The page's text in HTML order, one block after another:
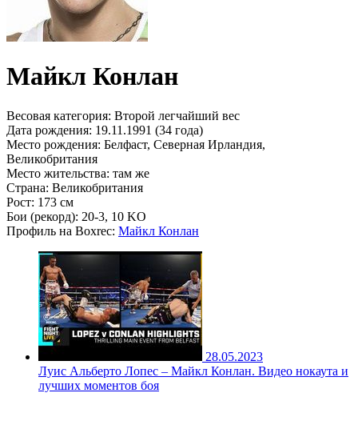
Майкл Конлан
Весовая категория: Второй легчайший вес
Дата рождения: 19.11.1991 (34 года)
Место рождения: Белфаст, Северная Ирландия,
Великобритания
Место жительства: там же
Страна: Великобритания
Рост: 173 см
Бои (рекорд): 20-3, 10 KO
Профиль на Boxrec: Майкл Конлан
28.05.2023
Луис Альберто Лопес – Майкл Конлан. Видео нокаута и
лучших моментов боя